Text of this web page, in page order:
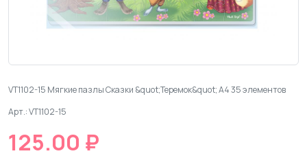
VT1102-15 Мягкие пазлы Сказки &quot;Теремок&quot; А4 35 элементов
Арт.: VT1102-15
125.00 ₽